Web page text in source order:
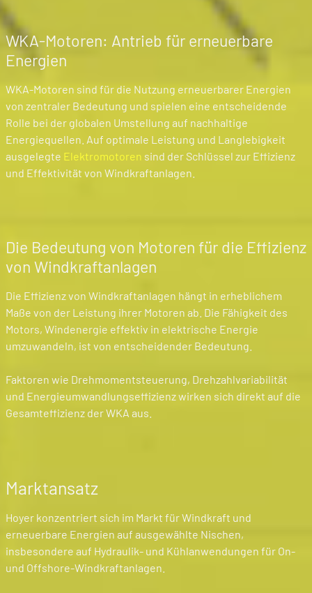
WKA-Motoren: Antrieb für erneuerbare
Energien
WKA-Motoren sind für die Nutzung erneuerbarer Energien
von zentraler Bedeutung und spielen eine entscheidende
Rolle bei der globalen Umstellung auf nachhaltige
Energiequellen. Auf optimale Leistung und Langlebigkeit
ausgelegte Elektromotoren sind der Schlüssel zur Effizienz
und Effektivität von Windkraftanlagen.
Die Bedeutung von Motoren für die Effizienz
von Windkraftanlagen
Die Effizienz von Windkraftanlagen hängt in erheblichem
Maße von der Leistung ihrer Motoren ab. Die Fähigkeit des
Motors, Windenergie effektiv in elektrische Energie
umzuwandeln, ist von entscheidender Bedeutung.
Faktoren wie Drehmomentsteuerung, Drehzahlvariabilität
und Energieumwandlungseffizienz wirken sich direkt auf die
Gesamteffizienz der WKA aus.
Marktansatz
Hoyer konzentriert sich im Markt für Windkraft und
erneuerbare Energien auf ausgewählte Nischen,
insbesondere auf Hydraulik- und Kühlanwendungen für On-
und Offshore-Windkraftanlagen.